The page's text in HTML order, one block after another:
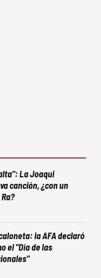
La Joaqui
canción, ¿con un
la AFA declaró
el "Día de las